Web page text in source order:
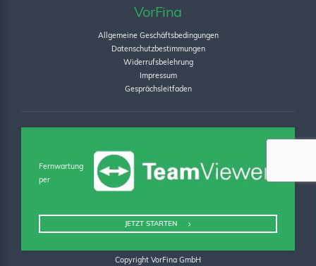
VorFina
Allgemeine Geschäftsbedingungen
Datenschutzbestimmungen
Widerrufsbelehrung
Impressum
Gesprächsleitfaden
Fernwartung
per
JETZT STARTEN
Copyright VorFina GmbH